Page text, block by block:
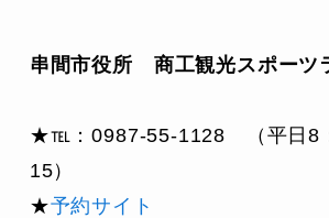
串間市役所　商工観光スポーツ
★℡：0987-55-1128　（平日8
15）
★予約サイト